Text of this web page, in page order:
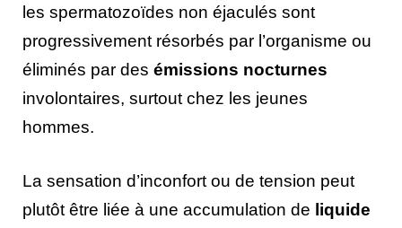
les spermatozoïdes non éjaculés sont
progressivement résorbés par l’organisme ou
éliminés par des émissions nocturnes
involontaires, surtout chez les jeunes
hommes.
La sensation d’inconfort ou de tension peut
plutôt être liée à une accumulation de liquide